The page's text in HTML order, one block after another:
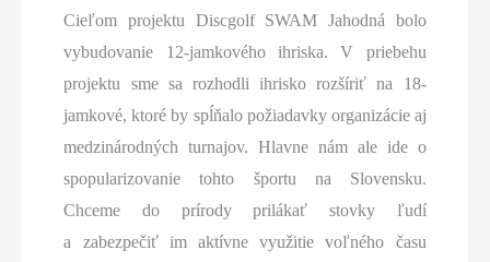
Cieľom projektu Discgolf SWAM Jahodná bolo
vybudovanie 12-jamkového ihriska. V priebehu
projektu sme sa rozhodli ihrisko rozšíriť na 18-
jamkové, ktoré by spĺňalo požiadavky organizácie aj
medzinárodných turnajov. Hlavne nám ale ide o
spopularizovanie tohto športu na Slovensku.
Chceme do prírody prilákať stovky ľudí
a zabezpečiť im aktívne využitie voľného času